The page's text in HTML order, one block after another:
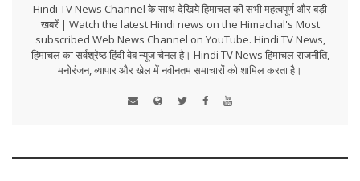
Hindi TV News Channel के साथ देखिये हिमाचल की सभी महत्वपूर्ण और बड़ी
खबरें | Watch the latest Hindi news on the Himachal's Most
subscribed Web News Channel on YouTube. Hindi TV News,
हिमाचल का सर्वश्रेष्ठ हिंदी वेब न्यूज चैनल है। Hindi TV News हिमाचल राजनीति,
मनोरंजन, व्यापार और खेल में नवीनतम समाचारों को शामिल करता है।